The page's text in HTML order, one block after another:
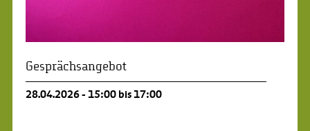
Gesprächsangebot
28.04.2026 - 15:00 bis 17:00